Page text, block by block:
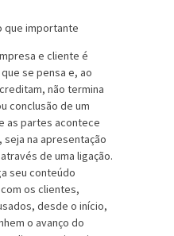
que importante
e cliente é
se pensa e, ao
não termina
conclusão de um
as partes acontece
na apresentação
de uma ligação.
seu conteúdo
os clientes,
desde o início,
o avanço do